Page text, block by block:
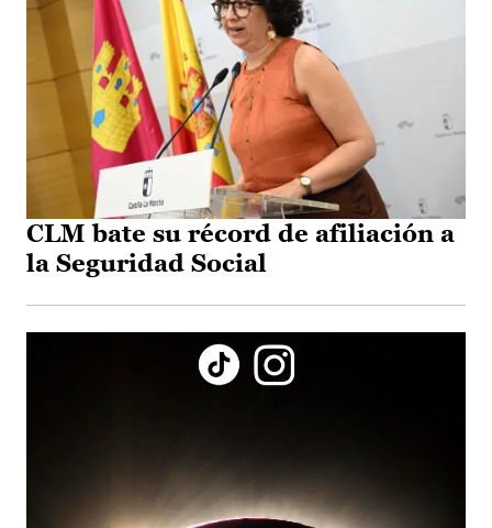
CLM bate su récord de afiliación a
la Seguridad Social